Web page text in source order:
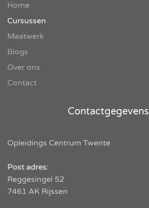
Home
Cursussen
Maatwerk
Blogs
Over ons
Contact
Contactgegevens
Opleidings Centrum Twente
Post adres:
Reggesingel 52
7461 AK Rijssen